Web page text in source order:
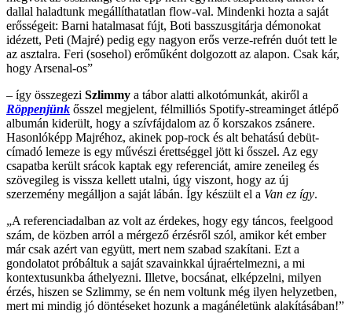
dallal haladtunk megállíthatatlan flow-val. Mindenki hozta a saját
erősségeit: Barni hatalmasat fújt, Boti basszusgitárja démonokat
idézett, Peti (Majré) pedig egy nagyon erős verze-refrén duót tett le
az asztalra. Feri (sosehol) erőműként dolgozott az alapon. Csak kár,
hogy Arsenal-os”
– így összegezi Szlimmy a tábor alatti alkotómunkát, akiről a
Röppenjünk ősszel megjelent, félmilliós Spotify-streaminget átlépő
albumán kiderült, hogy a szívfájdalom az ő korszakos zsánere.
Hasonlóképp Majréhoz, akinek pop-rock és alt behatású debüt-
címadó lemeze is egy művészi érettséggel jött ki ősszel. Az egy
csapatba került srácok kaptak egy referenciát, amire zeneileg és
szövegileg is vissza kellett utalni, úgy viszont, hogy az új
szerzemény megálljon a saját lábán. Így készült el a Van ez így.
„A referenciadalban az volt az érdekes, hogy egy táncos, feelgood
szám, de közben arról a mérgező érzésről szól, amikor két ember
már csak azért van együtt, mert nem szabad szakítani. Ezt a
gondolatot próbáltuk a saját szavainkkal újraértelmezni, a mi
kontextusunkba áthelyezni. Illetve, bocsánat, elképzelni, milyen
érzés, hiszen se Szlimmy, se én nem voltunk még ilyen helyzetben,
mert mi mindig jó döntéseket hozunk a magánéletünk alakításában!”